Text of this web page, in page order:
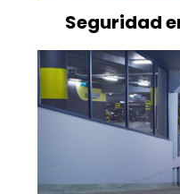
Seguridad